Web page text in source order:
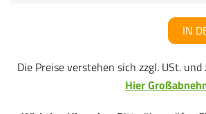
IN
Die Preise verstehen sich zzgl. USt. und
Hier